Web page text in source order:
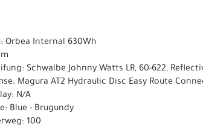
Orbea Internal 630Wh
Schwalbe Johnny Watts LR, 60-622,
Magura AT2 Hydraulic Disc Easy Route
N/A
Blue - Brugundy
100